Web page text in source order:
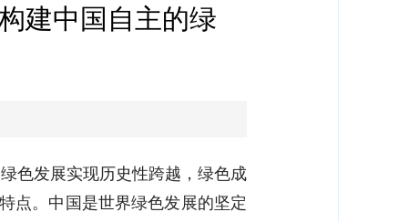
建中国自主的绿
色发展实现历史性跨越，绿色成
点。中国是世界绿色发展的坚定